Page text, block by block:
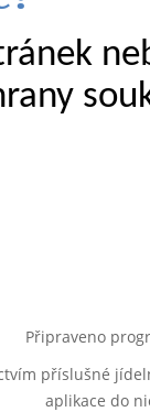
Připraveno
příslušné
aplikace do